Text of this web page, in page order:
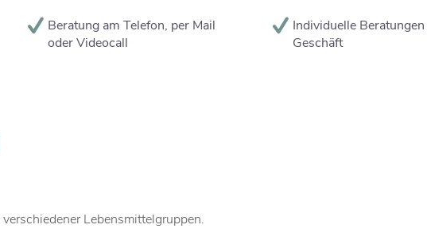
Beratung am Telefon, per Mail
oder Videocall
Individuelle
Geschäft
Lebensmittelgruppen.